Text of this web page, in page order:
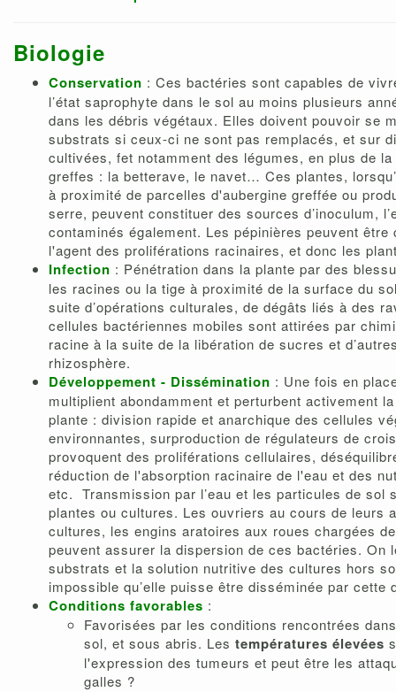
Biologie
Conservation : Ces bactéries sont capables de
l’état saprophyte dans le sol au moins plusieurs
dans les débris végétaux. Elles doivent pouvoir se
substrats si ceux-ci ne sont pas remplacés, et sur
cultivées, fet notamment des légumes, en plus de
greffes : la betterave, le navet… Ces plantes,
à proximité de parcelles d'aubergine greffée ou
serre, peuvent constituer des sources d’inoculum,
contaminés également. Les pépinières peuvent être
l'agent des proliférations racinaires, et donc les
Infection : Pénétration dans la plante par des
les racines ou la tige à proximité de la surface du
suite d’opérations culturales, de dégâts liés à des
cellules bactériennes mobiles sont attirées par
racine à la suite de la libération de sucres et
rhizosphère.
Développement - Dissémination : Une fois en
multiplient abondamment et perturbent activement
plante : division rapide et anarchique des cellules
environnantes, surproduction de régulateurs de
provoquent des proliférations cellulaires,
réduction de l'absorption racinaire de l'eau et des
etc. Transmission par l’eau et les particules de sol
plantes ou cultures. Les ouvriers au cours de leurs
cultures, les engins aratoires aux roues chargées
peuvent assurer la dispersion de ces bactéries. On
substrats et la solution nutritive des cultures hors
impossible qu’elle puisse être disséminée par cette
Conditions favorables :
Favorisées par les conditions rencontrées
sol, et sous abris. Les températures élevées
l'expression des tumeurs et peut être les
galles ?